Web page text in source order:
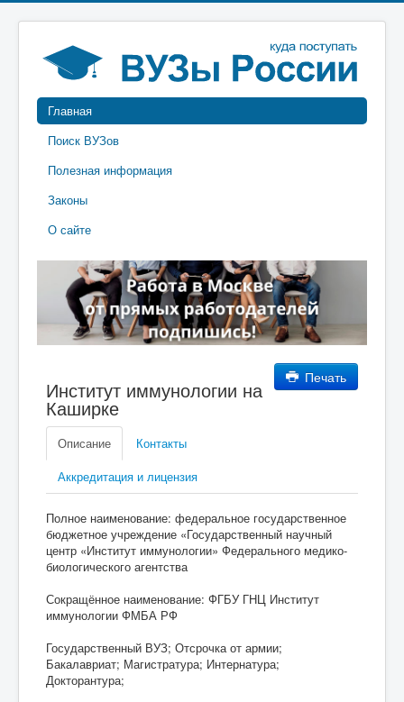
Главная
Поиск ВУЗов
Полезная информация
Законы
О сайте
Печать
Институт иммунологии на
Каширке
Описание
Контакты
Аккредитация и лицензия
Полное наименование: федеральное государственное
бюджетное учреждение «Государственный научный
центр «Институт иммунологии» Федерального медико-
биологического агентства
Сокращённое наименование: ФГБУ ГНЦ Институт
иммунологии ФМБА РФ
Государственный ВУЗ; Отсрочка от армии;
Бакалавриат; Магистратура; Интернатура;
Докторантура;